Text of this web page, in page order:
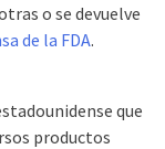
o se devuelve
de la FDA.
que
productos